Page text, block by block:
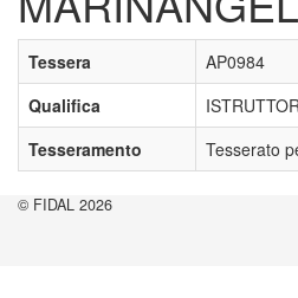
Tessera
AP0984
Qualifica
Tesseramento
Tesserato
© FIDAL 2026